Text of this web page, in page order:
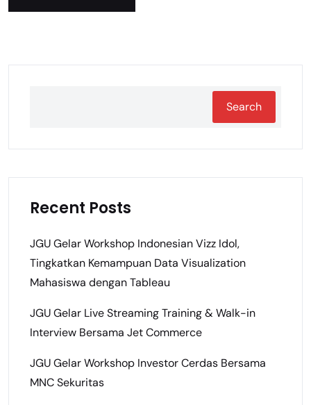
Search
Recent Posts
JGU Gelar Workshop Indonesian Vizz Idol,
Tingkatkan Kemampuan Data Visualization
Mahasiswa dengan Tableau
JGU Gelar Live Streaming Training & Walk-in
Interview Bersama Jet Commerce
JGU Gelar Workshop Investor Cerdas Bersama
MNC Sekuritas